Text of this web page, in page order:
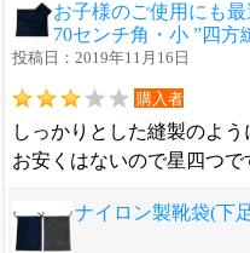
お子様のご使用にも
70センチ角・小 ”四方
投稿日：2019年11月16日
購入者
しっかりとした縫製のよう
お安くはないので星四つで
ナイロン製靴袋(下